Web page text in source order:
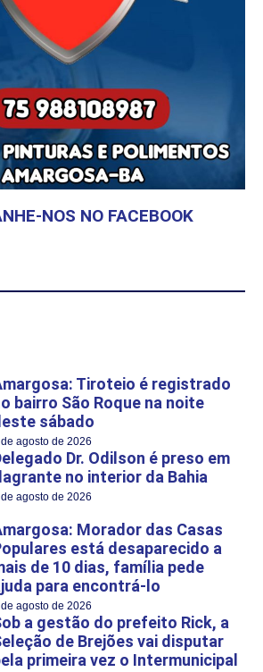
NOS NO FACEBOOK
Tiroteio é registrado
bairro São Roque na noite
sábado
agosto de 2026
Dr. Odilson é preso em
no interior da Bahia
agosto de 2026
Morador das Casas
está desaparecido a
de 10 dias, família pede
para encontrá-lo
agosto de 2026
a gestão do prefeito Rick, a
de Brejões vai disputar
primeira vez o Intermunicipal